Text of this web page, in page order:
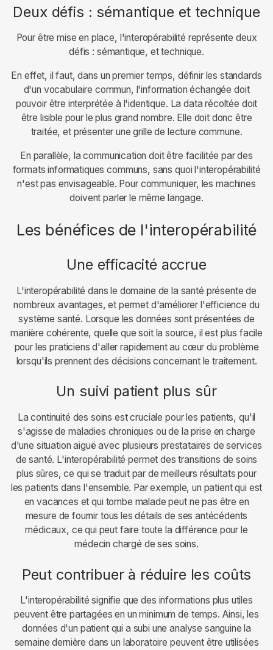
Deux défis : sémantique et technique
Pour être mise en place, l'interopérabilité représente deux
défis : sémantique, et technique.
En effet, il faut, dans un premier temps, définir les standards
d'un vocabulaire commun, l'information échangée doit
pouvoir être interprétée à l'identique. La data récoltée doit
être lisible pour le plus grand nombre. Elle doit donc être
traitée, et présenter une grille de lecture commune.
En parallèle, la communication doit être facilitée par des
formats informatiques communs, sans quoi l'interopérabilité
n'est pas envisageable. Pour communiquer, les machines
doivent parler le même langage.
Les bénéfices de l'interopérabilité
Une efficacité accrue
L'interopérabilité dans le domaine de la santé présente de
nombreux avantages, et permet d'améliorer l'efficience du
système santé. Lorsque les données sont présentées de
manière cohérente, quelle que soit la source, il est plus facile
pour les praticiens d'aller rapidement au cœur du problème
lorsqu'ils prennent des décisions concernant le traitement.
Un suivi patient plus sûr
La continuité des soins est cruciale pour les patients, qu'il
s'agisse de maladies chroniques ou de la prise en charge
d'une situation aiguë avec plusieurs prestataires de services
de santé. L'interopérabilité permet des transitions de soins
plus sûres, ce qui se traduit par de meilleurs résultats pour
les patients dans l'ensemble. Par exemple, un patient qui est
en vacances et qui tombe malade peut ne pas être en
mesure de fournir tous les détails de ses antécédents
médicaux, ce qui peut faire toute la différence pour le
médecin chargé de ses soins.
Peut contribuer à réduire les coûts
L'interopérabilité signifie que des informations plus utiles
peuvent être partagées en un minimum de temps. Ainsi, les
données d'un patient qui a subi une analyse sanguine la
semaine dernière dans un laboratoire peuvent être utilisées